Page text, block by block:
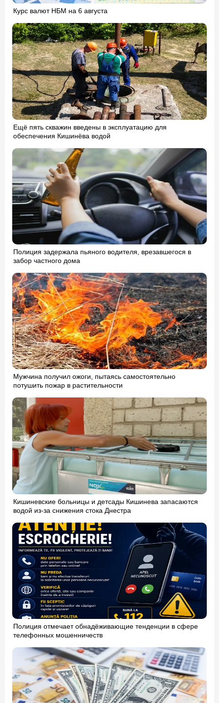
Курс валют НБМ на 6 августа
Ещё пять скважин введены в эксплуатацию для
обеспечения Кишинёва водой
Полиция задержала пьяного водителя, врезавшегося в
забор частного дома
Мужчина получил ожоги, пытаясь самостоятельно
потушить пожар в растительности
Кишиневские больницы и детсады Кишинева запасаются
водой из-за снижения стока Днестра
Полиция отмечает обнадёживающие тенденции в сфере
телефонных мошенничеств